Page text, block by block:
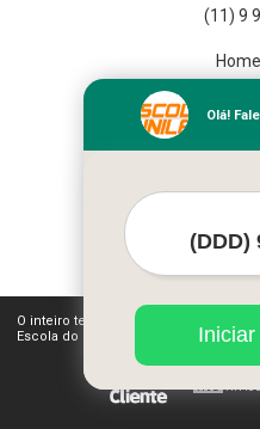
(11) 9
Home
O inteiro teor deste site está sujeito
Escola do Funileiro (Lei 9610 de 19/
Olá!